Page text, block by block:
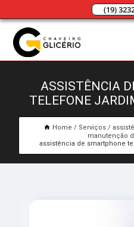
(19)
ASSISTÊNCIA
TELEFONE
Home Serviços
manutenção
assistência de smartphone